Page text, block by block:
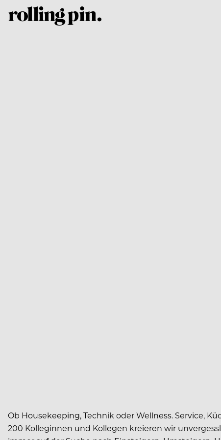
Ob Housekeeping, Technik oder Wellness. Service,
200 Kolleginnen und Kollegen kreieren wir